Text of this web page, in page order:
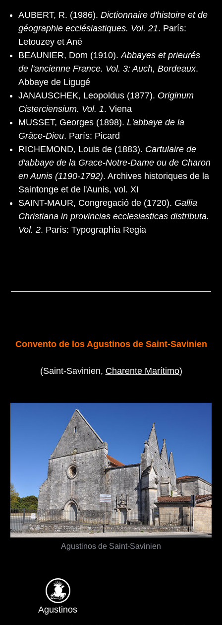
AUBERT, R. (1986). Dictionnaire d'histoire et de
géographie ecclésiastiques. Vol. 21. París:
Letouzey et Ané
BEAUNIER, Dom (1910). Abbayes et prieurés
de l'ancienne France. Vol. 3: Auch, Bordeaux.
Abbaye de Ligugé
JANAUSCHEK, Leopoldus (1877). Originum
Cisterciensium. Vol. 1. Viena
MUSSET, Georges (1898). L'abbaye de la
Grâce-Dieu. París: Picard
RICHEMOND, Louis de (1883). Cartulaire de
d'abbaye de la Grace-Notre-Dame ou de Charon
en Aunis (1190-1792). Archives historiques de la
Saintonge et de l'Aunis, vol. XI
SAINT-MAUR, Congregació de (1720). Gallia
Christiana in provincias ecclesiasticas distributa.
Vol. 2. París: Typographia Regia
Convento de los Agustinos de Saint-Savinien
(Saint-Savinien, Charente Marítimo)
Agustinos de Saint-Savinien
Agustinos